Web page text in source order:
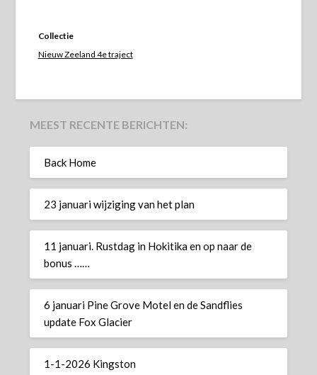
Collectie
Nieuw Zeeland 4e traject
MEEST RECENTE BERICHTEN:
Back Home
23 januari wijziging van het plan
11 januari. Rustdag in Hokitika en op naar de
bonus ……
6 januari Pine Grove Motel en de Sandflies
update Fox Glacier
1-1-2026 Kingston